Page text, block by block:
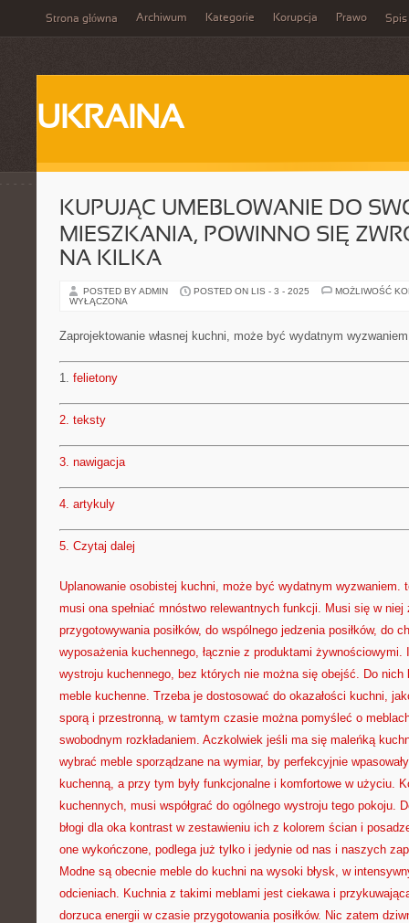
Strona główna Archiwum Kategorie Korupcja Prawo Spis
UKRAINA
KUPUJĄC UMEBLOWANIE DO
MIESZKANIA, POWINNO SIĘ
NA KILKA
POSTED BY ADMIN POSTED ON LIS - 3 - 2025
MOŻLIWOŚĆ
WYŁĄCZONA
Zaprojektowanie własnej kuchni, może być wydatnym wyzwaniem
1. felietony
2. teksty
3. nawigacja
4. artykuly
5. Czytaj dalej
Uplanowanie osobistej kuchni, może być wydatnym wyzwaniem.
musi ona spełniać mnóstwo relewantnych funkcji. Musi się w
przygotowywania posiłków, do wspólnego jedzenia posiłków, do
wyposażenia kuchennego, łącznie z produktami żywnościowymi.
wystroju kuchennego, bez których nie można się obejść. Do nich
meble kuchenne. Trzeba je dostosować do okazałości kuchni,
sporą i przestronną, w tamtym czasie można pomyśleć o
swobodnym rozkładaniem. Aczkolwiek jeśli ma się maleńką
wybrać meble sporządzane na wymiar, by perfekcyjnie
kuchenną, a przy tym były funkcjonalne i komfortowe w użyciu.
kuchennych, musi współgrać do ogólnego wystroju tego pokoju.
błogi dla oka kontrast w zestawieniu ich z kolorem ścian i
one wykończone, podlega już tylko i jedynie od nas i naszych
Modne są obecnie meble do kuchni na wysoki błysk, w
odcieniach. Kuchnia z takimi meblami jest ciekawa i
dorzuca energii w czasie przygotowania posiłków. Nic zatem